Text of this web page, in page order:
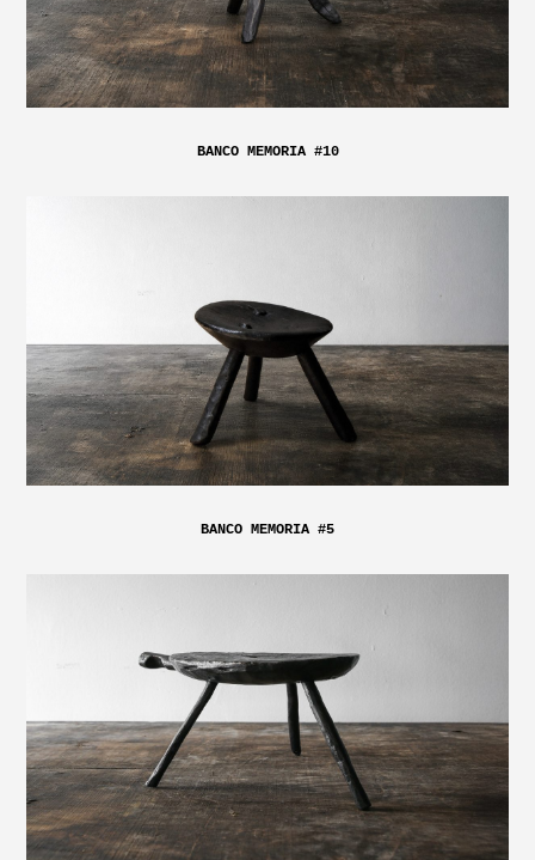
BANCO MEMORIA #10
BANCO MEMORIA #5